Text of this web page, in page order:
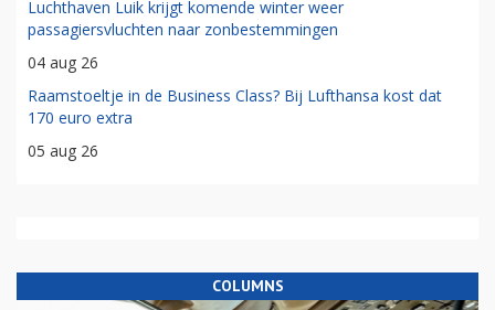
Luchthaven Luik krijgt komende winter weer
passagiersvluchten naar zonbestemmingen
04 aug 26
Raamstoeltje in de Business Class? Bij Lufthansa kost dat
170 euro extra
05 aug 26
COLUMNS